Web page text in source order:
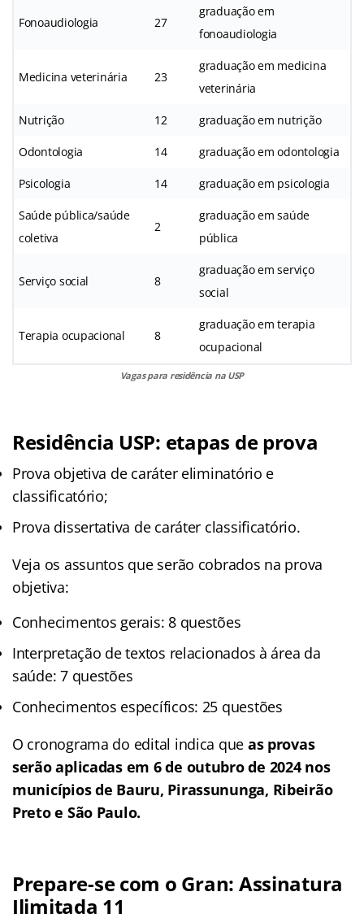
Fonoaudiologia 27
graduação em
fonoaudiologia
Medicina veterinária 23
graduação em medicina
veterinária
Nutrição 12 graduação em nutrição
Odontologia 14 graduação em odontologia
Psicologia 14 graduação em psicologia
Saúde pública/saúde
coletiva
2
graduação em saúde
pública
Serviço social 8
graduação em serviço
social
Terapia ocupacional 8
graduação em terapia
ocupacional
Vagas para residência na USP
Residência USP: etapas de prova
Prova objetiva de caráter eliminatório e
classificatório;
Prova dissertativa de caráter classificatório.
Veja os assuntos que serão cobrados na prova
objetiva:
Conhecimentos gerais: 8 questões
Interpretação de textos relacionados à área da
saúde: 7 questões
Conhecimentos específicos: 25 questões
O cronograma do edital indica que as provas
serão aplicadas em 6 de outubro de 2024 nos
municípios de Bauru, Pirassununga, Ribeirão
Preto e São Paulo.
Prepare-se com o Gran: Assinatura
Ilimitada 11